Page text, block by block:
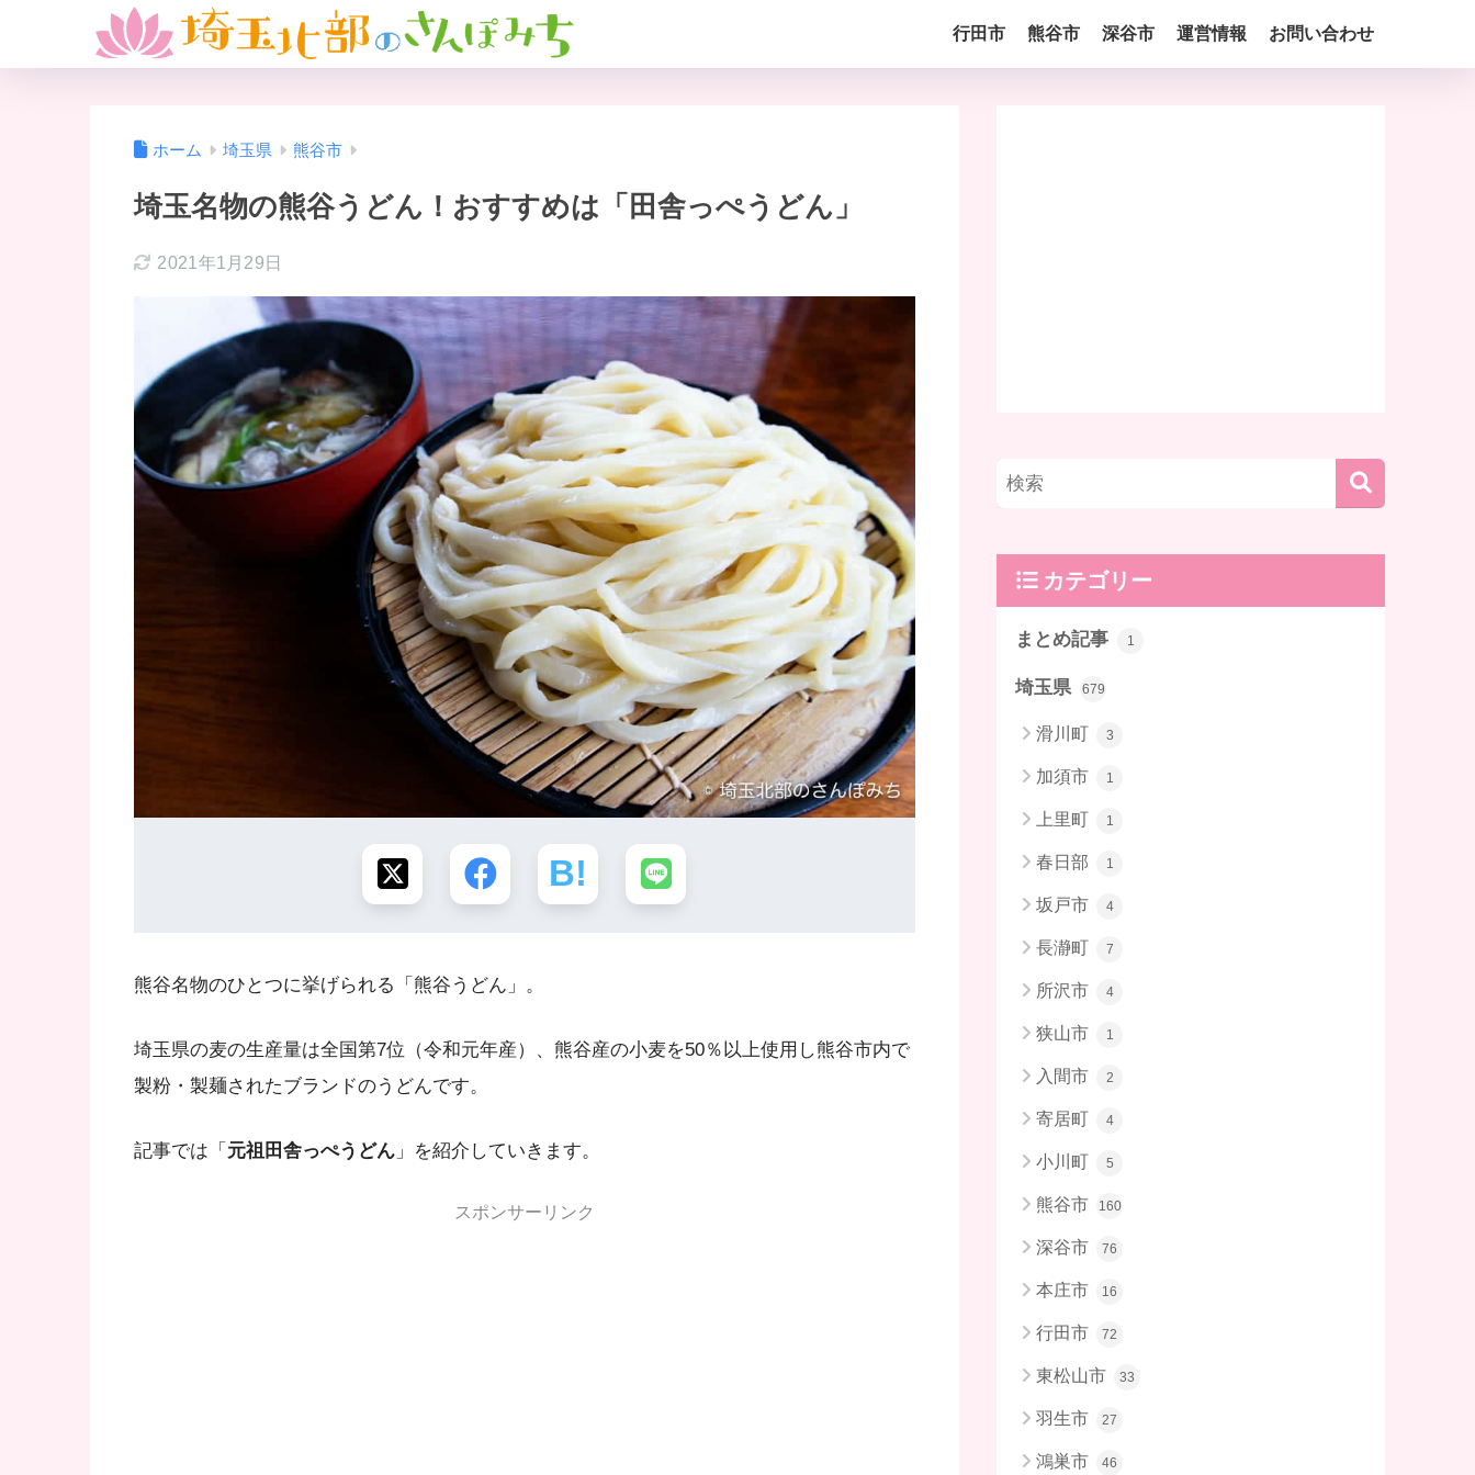
行田市 熊谷市 深谷市 運営情報 お問い合わせ
ホーム 埼玉県 熊谷市
埼玉名物の熊谷うどん！おすすめは「田舎っぺうどん」
2021年1月29日
熊谷名物のひとつに挙げられる「熊谷うどん」。
埼玉県の麦の生産量は全国第7位（令和元年産）、熊谷産の小麦を50％以上使用し熊谷市内で
製粉・製麺されたブランドのうどんです。
記事では「 元祖田舎っぺうどん 」を紹介していきます。
スポンサーリンク
カテゴリー
まとめ記事 1
埼玉県 679
滑川町 3
加須市 1
上里町 1
春日部 1
坂戸市 4
長瀞町 7
所沢市 4
狭山市 1
入間市 2
寄居町 4
小川町 5
熊谷市 160
深谷市 76
本庄市 16
行田市 72
東松山市 33
羽生市 27
鴻巣市 46